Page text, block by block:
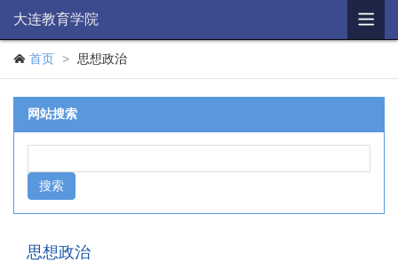
学院概况
机构简介
大连教育学院 
 首页 > 思想政治
网站搜索
思想政治